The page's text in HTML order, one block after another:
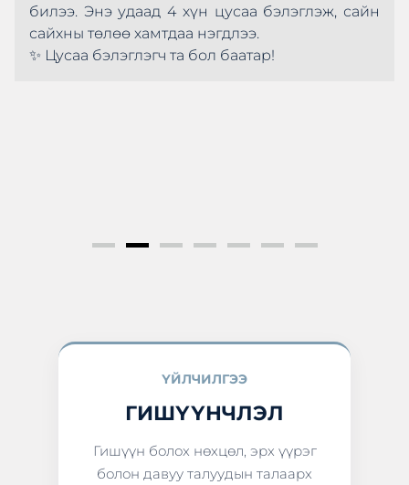
билээ. Энэ удаад 4 хүн цусаа бэлэглэж, сайн
сайхны төлөө хамтдаа нэгдлээ.
✨ Цусаа бэлэглэгч та бол баатар!
ҮЙЛЧИЛГЭЭ
ГИШҮҮНЧЛЭЛ
Гишүүн болох нөхцөл, эрх үүрэг
болон давуу талуудын талаарх